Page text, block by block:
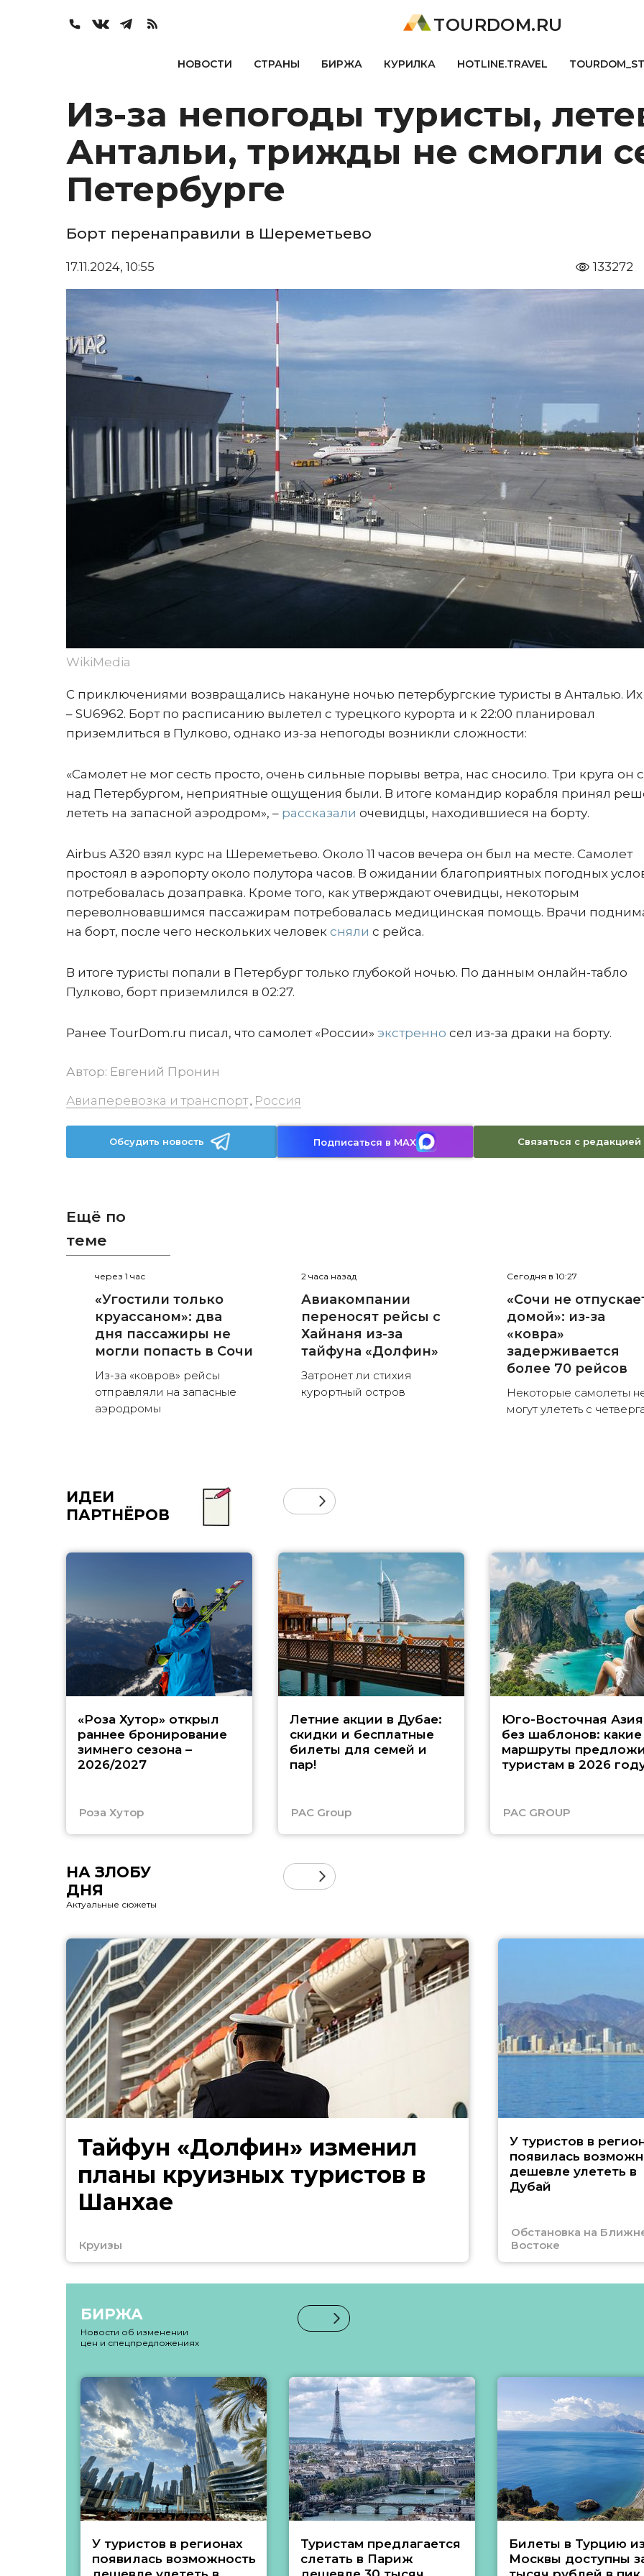
TOURDOM.RU
НОВОСТИ СТРАНЫ БИРЖА КУРИЛКА HOTLINE.TRAVEL
Из-за непогоды туристы,
Антальи, трижды не смогли
Петербурге
Борт перенаправили в Шереметьево
17.11.2024, 10:55 133272
WikiMedia
С приключениями возвращались накануне ночью петербургские туристы в Анталью.
– SU6962. Борт по расписанию вылетел с турецкого курорта и к 22:00 планировал
приземлиться в Пулково, однако из-за непогоды возникли сложности:
«Самолет не мог сесть просто, очень сильные порывы ветра, нас сносило. Три круга он
над Петербургом, неприятные ощущения были. В итоге командир корабля принял
лететь на запасной аэродром», – рассказали очевидцы, находившиеся на борту.
Airbus A320 взял курс на Шереметьево. Около 11 часов вечера он был на месте. Самолет
простоял в аэропорту около полутора часов. В ожидании благоприятных погодных
потребовалась дозаправка. Кроме того, как утверждают очевидцы, некоторым
переволновавшимся пассажирам потребовалась медицинская помощь. Врачи
на борт, после чего нескольких человек сняли с рейса.
В итоге туристы попали в Петербург только глубокой ночью. По данным онлайн-табло
Пулково, борт приземлился в 02:27.
Ранее TourDom.ru писал, что самолет «России» экстренно сел из-за драки на борту.
Автор: Евгений Пронин
Авиаперевозка и транспорт, Россия
Обсудить новость Подписаться в MAX Связаться с редакцией
Ещё по
теме
через 1 час
«Угостили только
круассаном»: два
дня пассажиры не
могли попасть в Сочи
Из-за «ковров» рейсы
отправляли на запасные
аэродромы
2 часа назад
Авиакомпании
переносят рейсы с
Хайнаня из-за
тайфуна «Долфин»
Затронет ли стихия
курортный остров
Сегодня в 10:27
«Сочи не
домой»: из-за
«ковра»
задерживается
более 70 рейсов
Некоторые самолеты
могут улететь с
ИДЕИ
ПАРТНЁРОВ
«Роза Хутор» открыл
раннее бронирование
зимнего сезона –
2026/2027
Роза Хутор
Летние акции в Дубае:
скидки и бесплатные
билеты для семей и
пар!
PAC Group
Юго-Восточная Азия
без шаблонов: какие
маршруты
туристам в 2026
PAC GROUP
НА ЗЛОБУ
ДНЯ
Актуальные сюжеты
Тайфун «Долфин» изменил
планы круизных туристов в
Шанхае
Круизы
У туристов в
появилась
дешевле улететь в
Дубай
Обстановка на
Востоке
БИРЖА
Новости об изменении
цен и спецпредложениях
У туристов в регионах
появилась возможность
Туристам предлагается
слетать в Париж
Билеты в Турцию из
Москвы доступны